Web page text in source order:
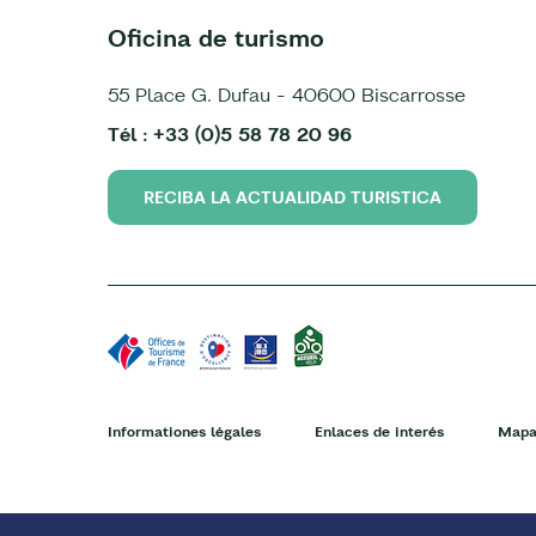
Oficina de turismo
55 Place G. Dufau - 40600 Biscarrosse
Tél : +33 (0)5 58 78 20 96
RECIBA LA ACTUALIDAD TURISTICA
Informationes légales Enlaces de interés